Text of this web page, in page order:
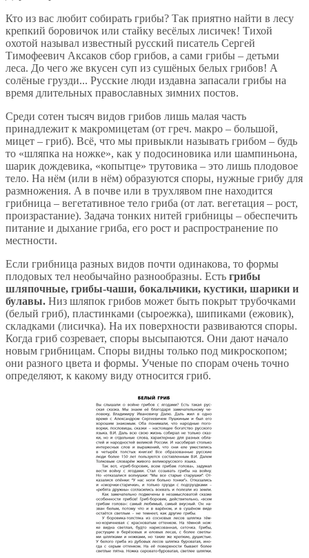
Кто из вас любит собирать грибы? Так приятно найти в лесу
крепкий боровичок или стайку весёлых лисичек! Тихой
охотой называл известный русский писатель Сергей
Тимофеевич Аксаков сбор грибов, а сами грибы – детьми
леса. До чего же вкусен суп из сушёных белых грибов! А
солёные грузди... Русские люди издавна запасали грибы на
время длительных православных зимних постов.
Среди сотен тысяч видов грибов лишь малая часть
принадлежит к макромицетам (от греч. макро – большой,
мицет – гриб). Всё, что мы привыкли называть грибом – будь
то «шляпка на ножке», как у подосиновика или шампиньона,
шарик дождевика, «копытце» трутовика – это лишь плодовое
тело. На нём (или в нём) образуются споры, нужные грибу для
размножения. А в почве или в трухлявом пне находится
грибница – вегетативное тело гриба (от лат. вегетация – рост,
произрастание). Задача тонких нитей грибницы – обеспечить
питание и дыхание гриба, его рост и распространение по
местности.
Если грибница разных видов почти одинакова, то формы
плодовых тел необычайно разнообразны. Есть грибы
шляпочные, грибы-чаши, бокальчики, кустики, шарики и
булавы. Низ шляпок грибов может быть покрыт трубочками
(белый гриб), пластинками (сыроежка), шипиками (ежовик),
складками (лисичка). На их поверхности развиваются споры.
Когда гриб созревает, споры высыпаются. Они дают начало
новым грибницам. Споры видны только под микроскопом;
они разного цвета и формы. Ученые по спорам очень точно
определяют, к какому виду относится гриб.